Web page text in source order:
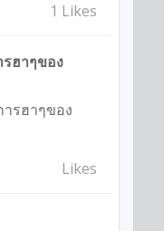
1 Likes
รฮาๆของ
Likes